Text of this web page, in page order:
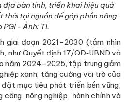
địa bàn tỉnh, triển khai hiệu quả
thải tại nguồn để góp phần nâng
PGI - Ảnh: TL
giai đoạn 2021–2030 (tầm nhìn
như Quyết định 17/QĐ‑UBND và
năm 2024–2025, tập trung giảm
xanh, tăng cường vai trò của
đặt mục tiêu phát triển bền vững,
nông nghiệp, hành chính và